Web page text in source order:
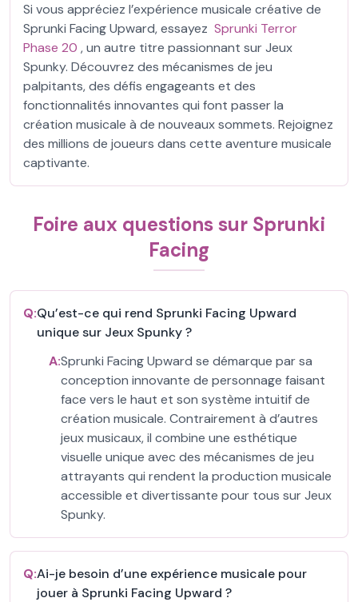
Si vous appréciez l’expérience musicale créative de
Sprunki Facing Upward, essayez Sprunki Terror
Phase 20 , un autre titre passionnant sur Jeux
Spunky. Découvrez des mécanismes de jeu
palpitants, des défis engageants et des
fonctionnalités innovantes qui font passer la
création musicale à de nouveaux sommets. Rejoignez
des millions de joueurs dans cette aventure musicale
captivante.
Foire aux questions sur Sprunki
Facing
Q:Qu’est-ce qui rend Sprunki Facing Upward
unique sur Jeux Spunky ?
A:Sprunki Facing Upward se démarque par sa
conception innovante de personnage faisant
face vers le haut et son système intuitif de
création musicale. Contrairement à d’autres
jeux musicaux, il combine une esthétique
visuelle unique avec des mécanismes de jeu
attrayants qui rendent la production musicale
accessible et divertissante pour tous sur Jeux
Spunky.
Q:Ai-je besoin d’une expérience musicale pour
jouer à Sprunki Facing Upward ?